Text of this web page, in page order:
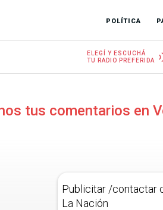
POLÍTICA
ELEGÍ Y ESCUCHÁ
TU RADIO PREFERIDA
tus comentarios en
Publicitar /contactar
La Nación